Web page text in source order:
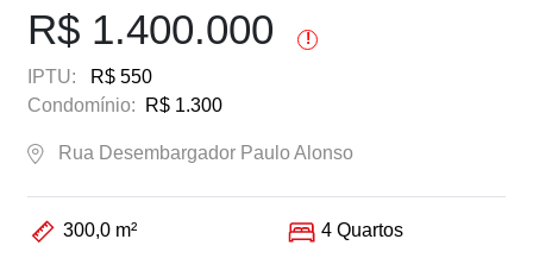
R$ 1.400.000 !
IPTU:
R$ 550
Condomínio:
R$ 1.300
Rua Desembargador Paulo Alonso
300,0 m² 4 Quartos